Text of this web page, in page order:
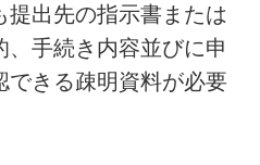
提出先の指示書または
手続き内容並びに申
できる疎明資料が必要